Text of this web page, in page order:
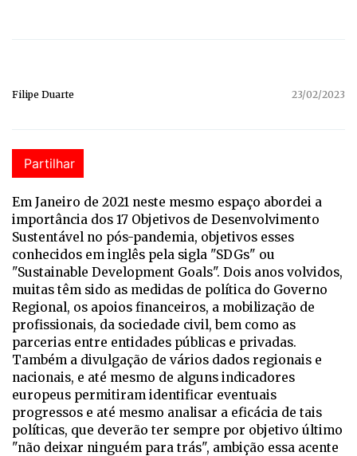
Filipe Duarte 23/02/2023
Partilhar
Em Janeiro de 2021 neste mesmo espaço abordei a
importância dos 17 Objetivos de Desenvolvimento
Sustentável no pós-pandemia, objetivos esses
conhecidos em inglês pela sigla "SDGs" ou
"Sustainable Development Goals". Dois anos volvidos,
muitas têm sido as medidas de política do Governo
Regional, os apoios financeiros, a mobilização de
profissionais, da sociedade civil, bem como as
parcerias entre entidades públicas e privadas.
Também a divulgação de vários dados regionais e
nacionais, e até mesmo de alguns indicadores
europeus permitiram identificar eventuais
progressos e até mesmo analisar a eficácia de tais
políticas, que deverão ter sempre por objetivo último
"não deixar ninguém para trás", ambição essa acente